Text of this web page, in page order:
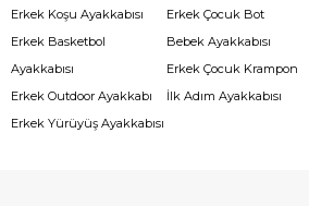
Erkek Koşu Ayakkabısı
Erkek Basketbol
Ayakkabısı
Erkek Outdoor Ayakkabı
Erkek Yürüyüş Ayakkabısı
Erkek Çocuk Bot
Bebek Ayakkabısı
Erkek Çocuk Krampon
İlk Adım Ayakkabısı